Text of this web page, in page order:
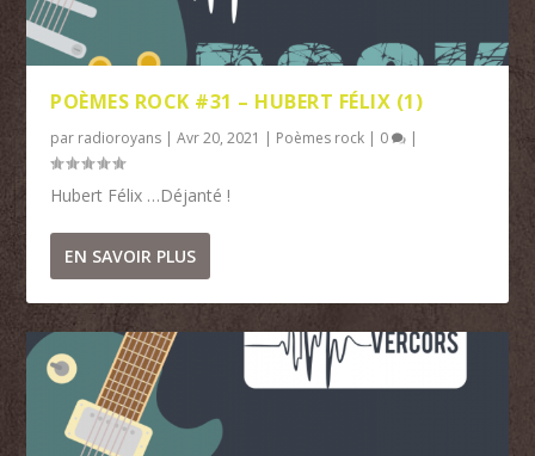
POÈMES ROCK #31 – HUBERT FÉLIX (1)
par radioroyans |Avr 20, 2021 | Poèmes rock | 0 |
Hubert Félix …Déjanté !
EN SAVOIR PLUS